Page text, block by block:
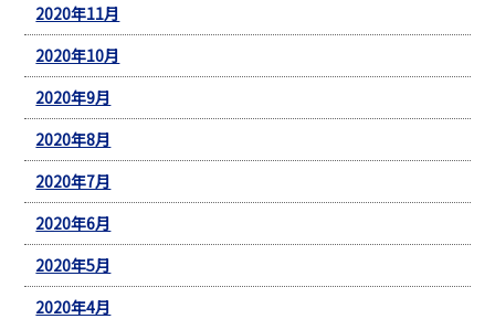
2020年11月
2020年10月
2020年9月
2020年8月
2020年7月
2020年6月
2020年5月
2020年4月